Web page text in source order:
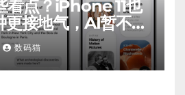
看点？iPhone 11也
接地气，AI暂不支
数码猫